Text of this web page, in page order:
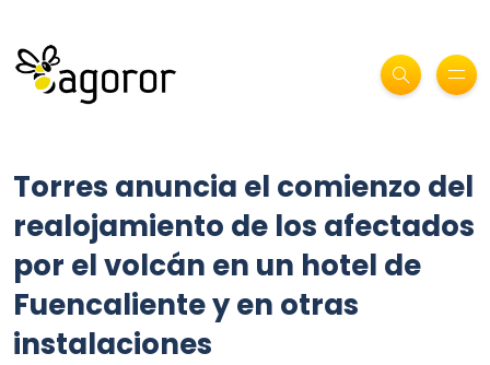
Torres anuncia el comienzo del
realojamiento de los afectados
por el volcán en un hotel de
Fuencaliente y en otras
instalaciones